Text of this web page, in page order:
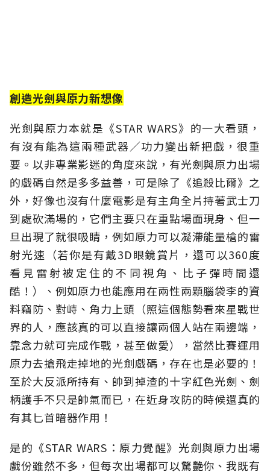
創造光劍與原力新想像
光劍與原力本就是《STAR WARS》的一大看頭，
有沒有能為這兩種武器／功力變出新把戲，很重
要。以非專業影迷的角度來說，有光劍與原力出場
的戲碼自然是多多益善，可是除了《追殺比爾》之
外，好像也沒有什麼電影是有主角全片持著武士刀
到處砍滿場的，它們主要只在重點場面現身、但一
旦出現了就很吸睛，例如原力可以凝滯能量槍的雷
射光速（若你是有戴3D眼鏡賞片，還可以360度
看見雷射被定住的不同視角、比子彈時間還
酷！）、例如原力也能應用在兩性兩顆腦袋李的資
料竊防、對峙、角力上頭（照這個態勢看來星戰世
界的人，應該真的可以直接讓兩個人站在兩邊端，
靠念力就可完成作戰，甚至做愛），當然比賽運用
原力去搶飛走掉地的光劍戲碼，存在也是必要的！
至於大反派所持有、帥到掉渣的十字紅色光劍、劍
柄護手不只是帥氣而已，在近身攻防的時候還真的
有其匕首暗器作用！
是的《STAR WARS：原力覺醒》光劍與原力出場
戲份雖然不多，但每次出場都可以驚艷你、我既有